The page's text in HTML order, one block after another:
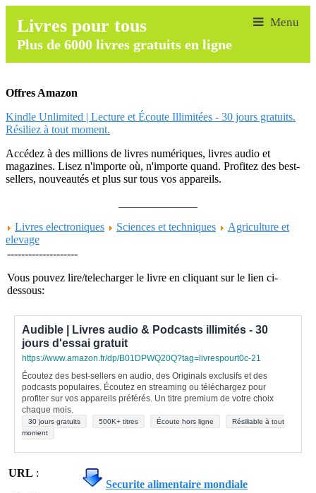
Livres pour tous
Plus de 6000 livres gratuits en ligne
Offres Amazon
Kindle Unlimited | Lecture et Écoute Illimitées - 30 jours gratuits.
Résiliez à tout moment.
Accédez à des millions de livres numériques, livres audio et
magazines. Lisez n'importe où, n'importe quand. Profitez des best-
sellers, nouveautés et plus sur tous vos appareils.
Livres electroniques
Sciences et techniques
Agriculture et
elevage
--------------------
Vous pouvez lire/telecharger le livre en cliquant sur le lien ci-
dessous:
Audible | Livres audio & Podcasts illimités - 30
jours d'essai gratuit
https://www.amazon.fr/dp/B01DPWQ20Q?tag=livrespourt0c-21
Écoutez des best-sellers en audio, des Originals exclusifs et des
podcasts populaires. Écoutez en streaming ou téléchargez pour
profiter sur vos appareils préférés. Un titre premium de votre choix
chaque mois.
30 jours gratuits 500K+ titres Écoute hors ligne
Résiliable à tout
moment
URL :
Securite alimentaire mondiale